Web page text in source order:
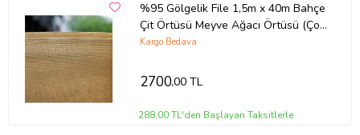
%95 Gölgelik File 1,5m x 40m Bahçe
Çit Örtüsü Meyve Ağacı Örtüsü (Çok
Renkli)
Kargo Bedava
2700,00 TL
288,00 TL'den Başlayan Taksitlerle